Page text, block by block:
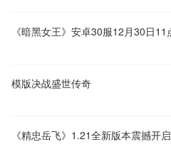
模版决战盛世传奇
《精忠岳飞》1.21全新版本震撼开启